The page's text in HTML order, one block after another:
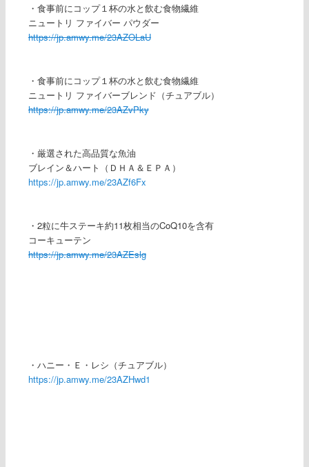
・食事前にコップ１杯の水と飲む食物繊維
ニュートリ ファイバー パウダー
https://jp.amwy.me/23AZOLaU
・食事前にコップ１杯の水と飲む食物繊維
ニュートリ ファイバーブレンド（チュアブル）
https://jp.amwy.me/23AZvPky
・厳選された高品質な魚油
ブレイン＆ハート（ＤＨＡ＆ＥＰＡ）
https://jp.amwy.me/23AZf6Fx
・2粒に牛ステーキ約11枚相当のCoQ10を含有
コーキューテン
https://jp.amwy.me/23AZEslg
・ハニー・Ｅ・レシ（チュアブル）
https://jp.amwy.me/23AZHwd1